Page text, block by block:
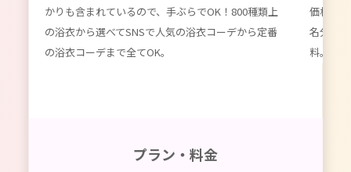
かりも含まれているので、手ぶらでOK！800種類上
の浴衣から選べてSNSで人気の浴衣コーデから定番
の浴衣コーデまで全てOK。
価格。
名分の
料。か
プラン・料金